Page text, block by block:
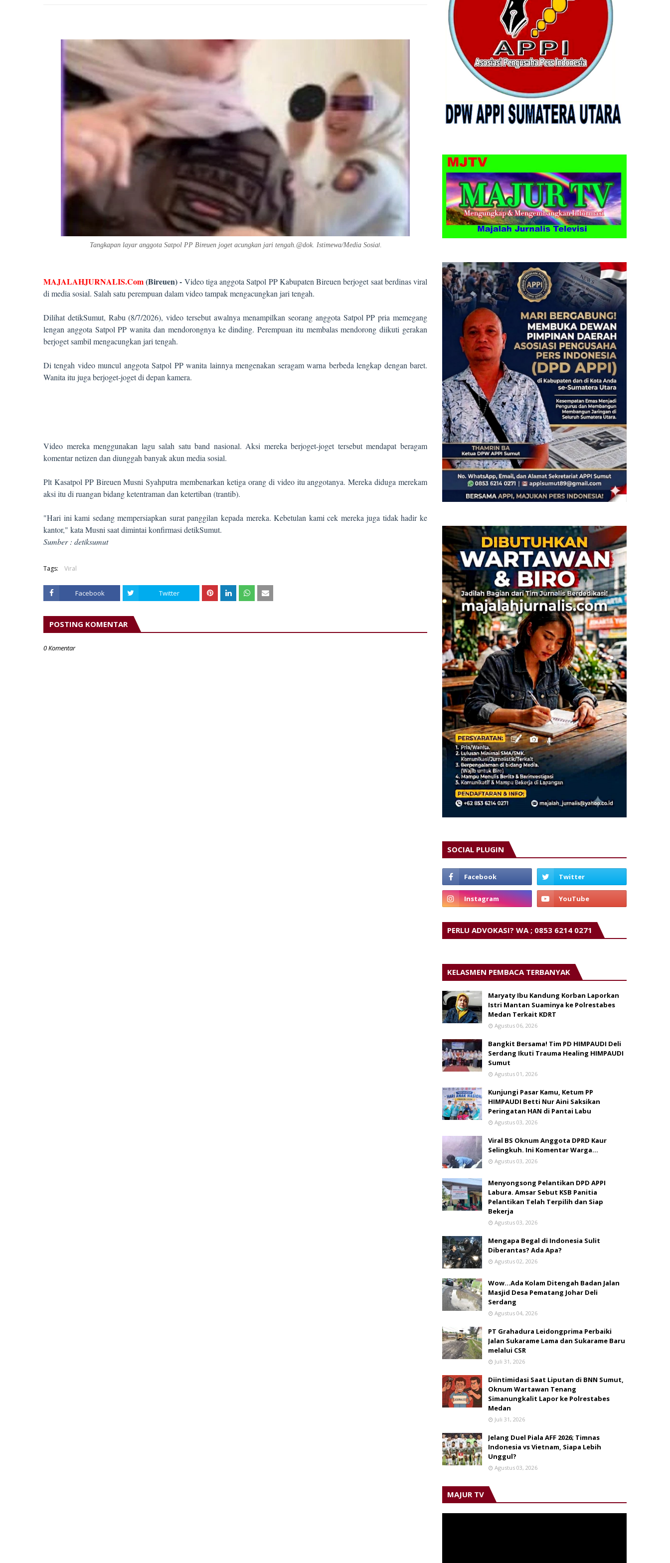
Tangkapan layar anggota Satpol PP Bireuen joget acungkan jari tengah.@dok. Istimewa/Media Sosial.
MAJALAHJURNALIS.Com(Bireuen) - Video tiga anggota Satpol PP Kabupaten Bireuen berjoget saat berdinas viral
di media sosial. Salah satu perempuan dalam video tampak mengacungkan jari tengah.
Dilihat detikSumut, Rabu (8/7/2026), video tersebut awalnya menampilkan seorang anggota Satpol PP pria memegang
lengan anggota Satpol PP wanita dan mendorongnya ke dinding. Perempuan itu membalas mendorong diikuti gerakan
berjoget sambil mengacungkan jari tengah.
Di tengah video muncul anggota Satpol PP wanita lainnya mengenakan seragam warna berbeda lengkap dengan baret.
Wanita itu juga berjoget-joget di depan kamera.
Video mereka menggunakan lagu salah satu band nasional. Aksi mereka berjoget-joget tersebut mendapat beragam
komentar netizen dan diunggah banyak akun media sosial.
Plt Kasatpol PP Bireuen Musni Syahputra membenarkan ketiga orang di video itu anggotanya. Mereka diduga merekam
aksi itu di ruangan bidang ketentraman dan ketertiban (trantib).
"Hari ini kami sedang mempersiapkan surat panggilan kepada mereka. Kebetulan kami cek mereka juga tidak hadir ke
kantor," kata Musni saat dimintai konfirmasi detikSumut.
Sumber : detiksumut
Tags: Viral
Facebook Twitter
POSTING KOMENTAR
0 Komentar
SOCIAL PLUGIN
PERLU ADVOKASI? WA ; 0853 6214 0271
KELASMEN PEMBACA TERBANYAK
Maryaty Ibu Kandung Korban Laporkan
Istri Mantan Suaminya ke Polrestabes
Medan Terkait KDRT
Agustus 06, 2026
Bangkit Bersama! Tim PD HIMPAUDI Deli
Serdang Ikuti Trauma Healing HIMPAUDI
Sumut
Agustus 01, 2026
Kunjungi Pasar Kamu, Ketum PP
HIMPAUDI Betti Nur Aini Saksikan
Peringatan HAN di Pantai Labu
Agustus 03, 2026
Viral BS Oknum Anggota DPRD Kaur
Selingkuh. Ini Komentar Warga…
Agustus 03, 2026
Menyongsong Pelantikan DPD APPI
Labura. Amsar Sebut KSB Panitia
Pelantikan Telah Terpilih dan Siap
Bekerja
Agustus 03, 2026
Mengapa Begal di Indonesia Sulit
Diberantas? Ada Apa?
Agustus 02, 2026
Wow...Ada Kolam Ditengah Badan Jalan
Masjid Desa Pematang Johar Deli
Serdang
Agustus 04, 2026
PT Grahadura Leidongprima Perbaiki
Jalan Sukarame Lama dan Sukarame Baru
melalui CSR
Juli 31, 2026
Diintimidasi Saat Liputan di BNN Sumut,
Oknum Wartawan Tenang
Simanungkalit Lapor ke Polrestabes
Medan
Juli 31, 2026
Jelang Duel Piala AFF 2026; Timnas
Indonesia vs Vietnam, Siapa Lebih
Unggul?
Agustus 03, 2026
MAJUR TV